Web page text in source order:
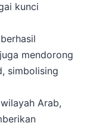
kunci
mendorong
simbolising
Arab,